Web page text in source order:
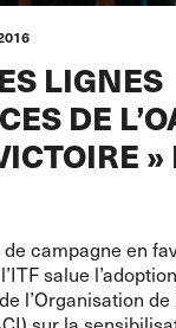
LIGNES
DE
»
campagne en
salue
l’Organisation de